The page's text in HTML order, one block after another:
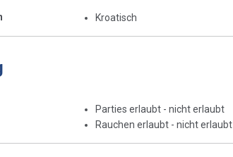
Kroatisch
Parties erlaubt - nicht erlaubt
Rauchen erlaubt - nicht erlaubt